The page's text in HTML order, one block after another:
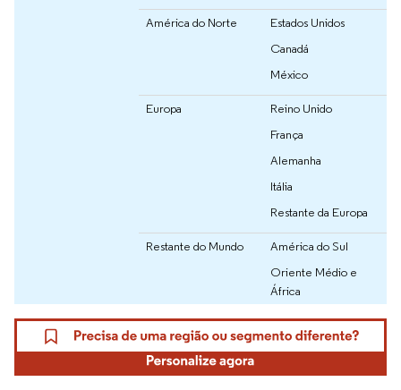
América do Norte
Estados Unidos
Canadá
México
Europa
Reino Unido
França
Alemanha
Itália
Restante da Europa
Restante do Mundo
América do Sul
Oriente Médio e
África